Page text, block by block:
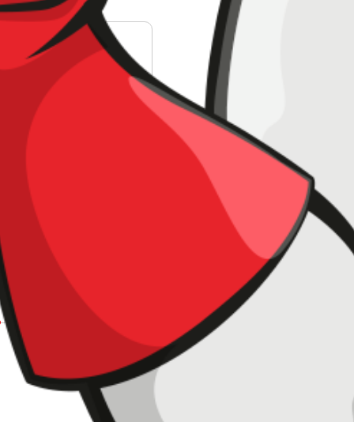
Plastificantes y
para
superplastificante para
mortero
Plastificantes y
para
843c